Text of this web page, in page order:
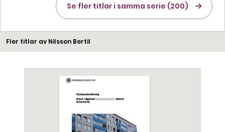
Se fler titlar i samma serie (200)
Fler titlar av Nilsson Bertil